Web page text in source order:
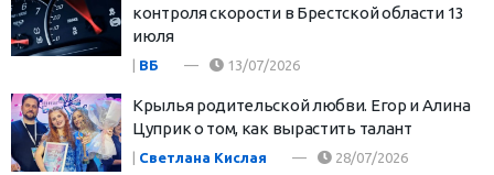
контроля скорости в Брестской области 13
июля
| ВБ 13/07/2026
Крылья родительской любви. Егор и Алина
Цуприк о том, как вырастить талант
| Светлана Кислая 28/07/2026